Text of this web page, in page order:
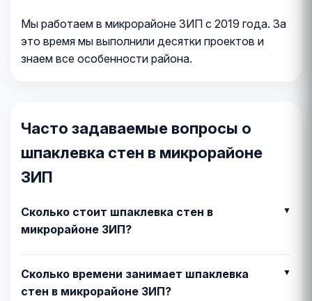
Мы работаем в микрорайоне ЗИП с 2019 года. За
это время мы выполнили десятки проектов и
знаем все особенности района.
Часто задаваемые вопросы о
шпаклевка стен в микрорайоне
ЗИП
Сколько стоит шпаклевка стен в
микрорайоне ЗИП?
Сколько времени занимает шпаклевка
стен в микрорайоне ЗИП?